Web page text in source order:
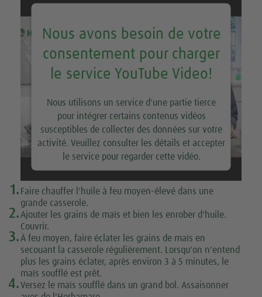
Nous avons besoin de votre
consentement pour charger
le service YouTube Video!
Nous utilisons un service d'une partie tierce
pour intégrer certains contenus vidéos
susceptibles de collecter des données sur votre
activité. Veuillez consulter les détails et accepter
le service pour regarder cette vidéo.
En savoir plus
Accepter
1. Faire chauffer l'huile à feu moyen-élevé dans une
grande casserole.
2.Ajouter les grains de maïs et bien les enrober d'huile.
Couvrir.
3.À feu moyen, faire éclater les grains de maïs en
secouant la casserole régulièrement. Lorsqu'on n'entend
plus les grains éclater, après environ 3 à 5 minutes, le
maïs soufflé est prêt.
4.Versez le maïs soufflé dans un grand bol. Assaisonner